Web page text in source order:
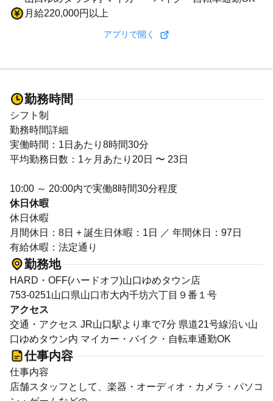
月給220,000円以上
アプリで開く
勤務時間
シフト制
勤務時間詳細
実働時間：1日あたり8時間30分
平均勤務日数：1ヶ月あたり20日 〜 23日
10:00 ～ 20:00内で実働8時間30分程度
休日休暇
休日休暇
月間休日：8日 + 誕生日休暇：1日 ／ 年間休日：97日
有給休暇：法定通り
勤務地
HARD・OFF(ハードオフ)山口ゆめタウン店
753-0251山口県山口市大内千坊六丁目９番１号
アクセス
交通・アクセス JR山口駅より車で7分 県道21号線沿い山
口ゆめタウン内 マイカー・バイク・自転車通勤OK
仕事内容
仕事内容
店舗スタッフとして、楽器・オーディオ・カメラ・パソコ